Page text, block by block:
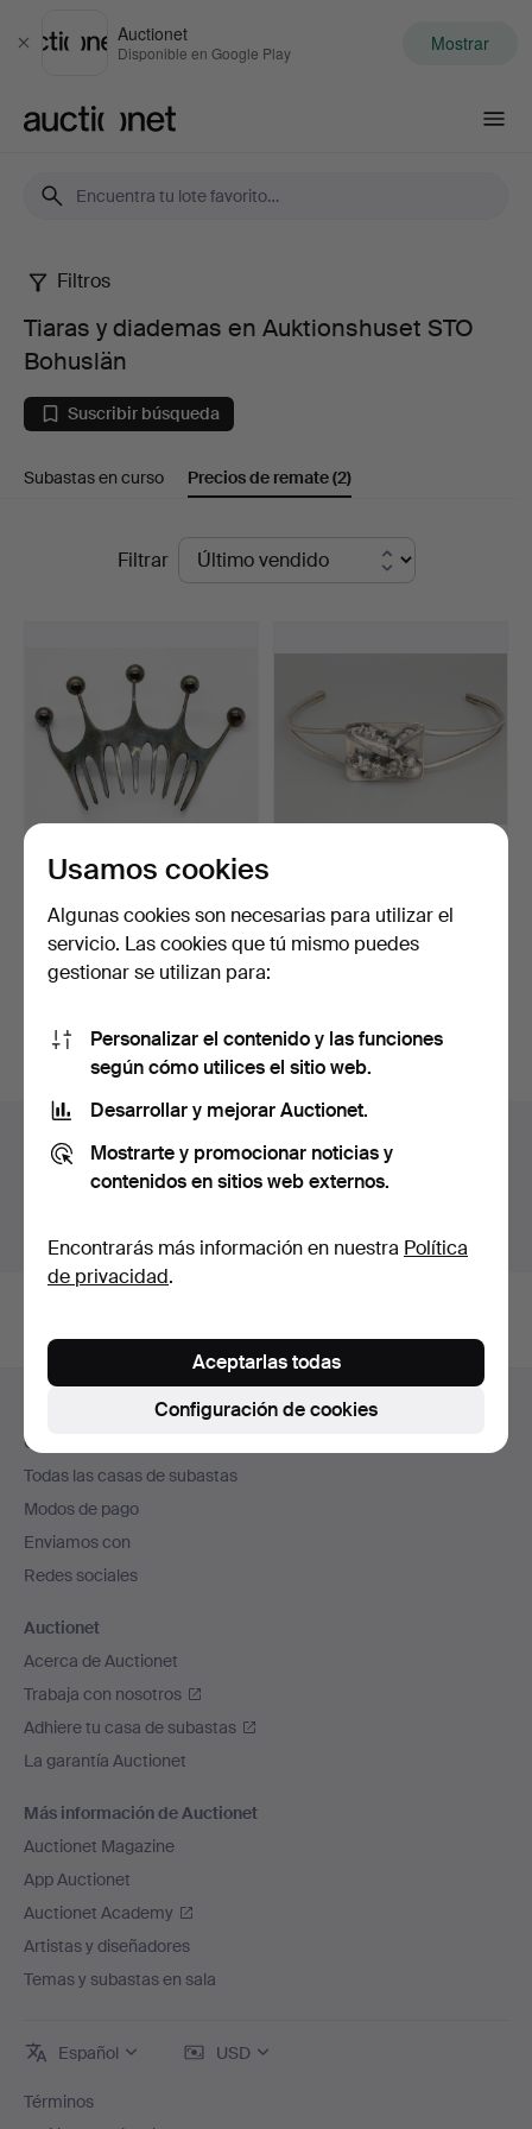
Cerrar
Auctionet
Disponible en Google Play Mostrar
Tiaras
diademas
en
Filtros
Tiaras y diademas en Auktionshuset STO
Bohuslän
Suscribir búsqueda
Subastas en curso Precios de remate(2)
Filtrar
THERESIA HVORSLEV.
para Age Fausing, Dinam…
Subastado 22 sep 2023
12 pujas
159 USD
EL CABELLO DINAMARC…
Subastado 9 jun 2023
1 puja
Suscribir búsqueda
Archivo de subastas
Estás buscando en el archivo de subastas concluidas.
Navegación
el
pie
de
página
Ayuda y contacto
Contacta con el servicio de atención al cliente
Todas las casas de subastas
Modos de pago
Enviamos con
Redes sociales
Auctionet
Acerca de Auctionet
Trabaja con nosotros
Adhiere tu casa de subastas
La garantía Auctionet
Más información de Auctionet
Auctionet Magazine
App Auctionet
Auctionet Academy
Artistas y diseñadores
Temas y subastas en sala
Español USD
Términos
Usamos cookies
Algunas cookies son necesarias para utilizar el
servicio. Las cookies que tú mismo puedes
gestionar se utilizan para:
Personalizar el contenido y las funciones
según cómo utilices el sitio web.
Desarrollar y mejorar Auctionet.
Mostrarte y promocionar noticias y
contenidos en sitios web externos.
Encontrarás más información en nuestra Política
de privacidad.
Configuración de cookies
Aceptarlas todas